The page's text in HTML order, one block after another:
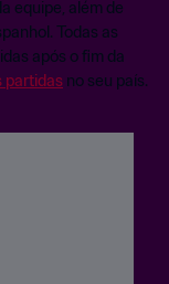
equipe, além de
Todas as
após o fim da
partidas no seu país.